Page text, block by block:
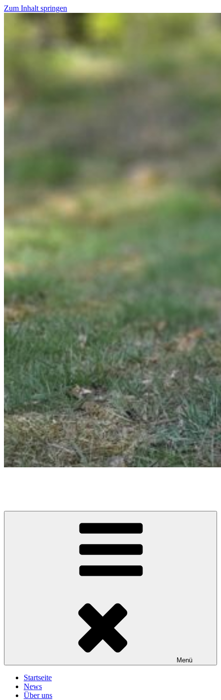
Zum Inhalt springen
Menü
Startseite
News
Über uns